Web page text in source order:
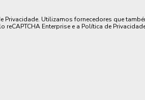
Utilizamos fornecedores que
Enterprise e a Política de